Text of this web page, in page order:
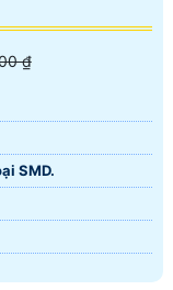
₫
SMD.